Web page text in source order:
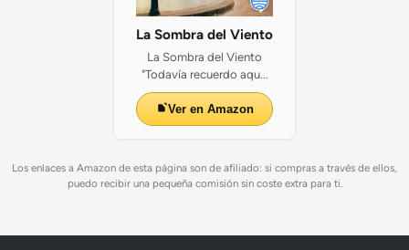
La Sombra del Viento
La Sombra del Viento
"Todavía recuerdo aqu...
Ver en Amazon
Los enlaces a Amazon de esta página son de afiliado: si compras a través de ellos,
puedo recibir una pequeña comisión sin coste extra para ti.